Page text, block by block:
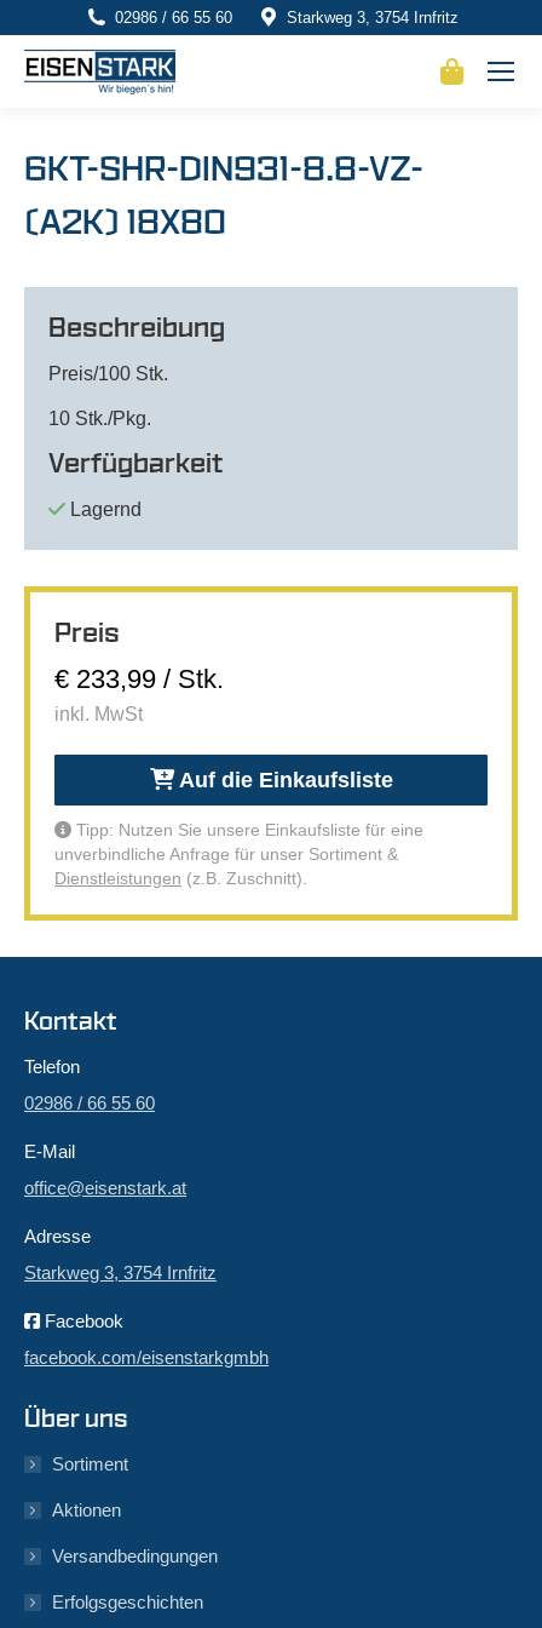
02986 / 66 55 60 Starkweg 3, 3754 Irnfritz
6KT-SHR-DIN931-8.8-VZ-
(A2K) 18X80
Beschreibung
Preis/100 Stk.
10 Stk./Pkg.
Verfügbarkeit
Lagernd
Preis
€ 233,99 / Stk.
inkl. MwSt
Auf die Einkaufsliste
Tipp: Nutzen Sie unsere Einkaufsliste für eine
unverbindliche Anfrage für unser Sortiment &
Dienstleistungen (z.B. Zuschnitt).
Kontakt
Telefon
02986 / 66 55 60
E-Mail
office@eisenstark.at
Adresse
Starkweg 3, 3754 Irnfritz
Facebook
facebook.com/eisenstarkgmbh
Über uns
Sortiment
Aktionen
Versandbedingungen
Erfolgsgeschichten